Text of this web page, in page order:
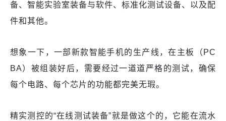
备、智能实验室装备与软件、标准化测试设备、以及配
件和其他。
想象一下，一部新款智能手机的生产线，在主板（PC
BA）被组装好后，需要经过一道道严格的测试，确保
每个电路、每个芯片的功能都完美无瑕。
精实测控的“在线测试装备”就是做这个的，它能在流水